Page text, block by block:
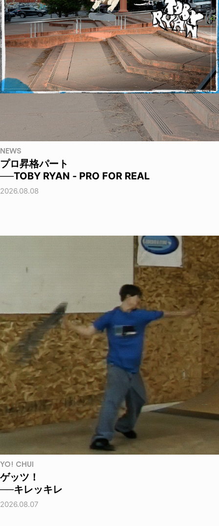
NEWS
プロ昇格パート
──TOBY RYAN - PRO FOR REAL
2026.08.08
YO! CHUI
ゲッツ！
──キレッキレ
2026.08.07